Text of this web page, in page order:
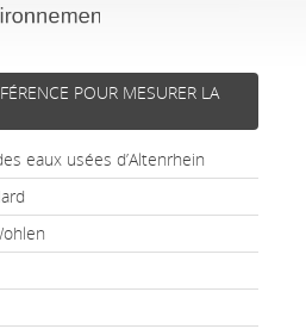
POUR MESURER LA
eaux usées d’Altenrhein